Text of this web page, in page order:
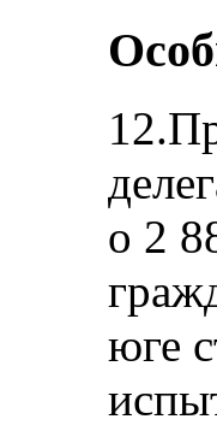
о 2
юге